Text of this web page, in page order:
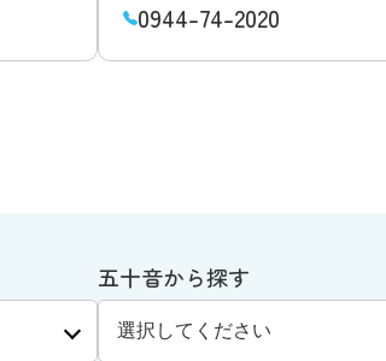
0944-74-2020
五十音から探す